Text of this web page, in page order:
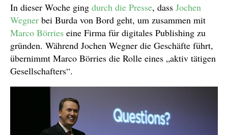
In dieser Woche ging durch die Presse, dass Jochen
Wegner bei Burda von Bord geht, um zusammen mit
Marco Börries eine Firma für digitales Publishing zu
gründen. Während Jochen Wegner die Geschäfte führt,
übernimmt Marco Börries die Rolle eines „aktiv tätigen
Gesellschafters“.